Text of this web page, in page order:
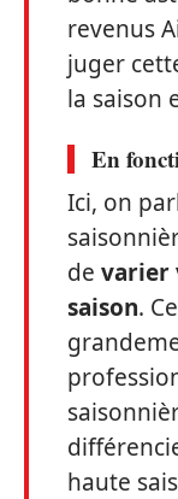
revenus
juger
la saison
En
Ici, on
de varier
saison.
haute